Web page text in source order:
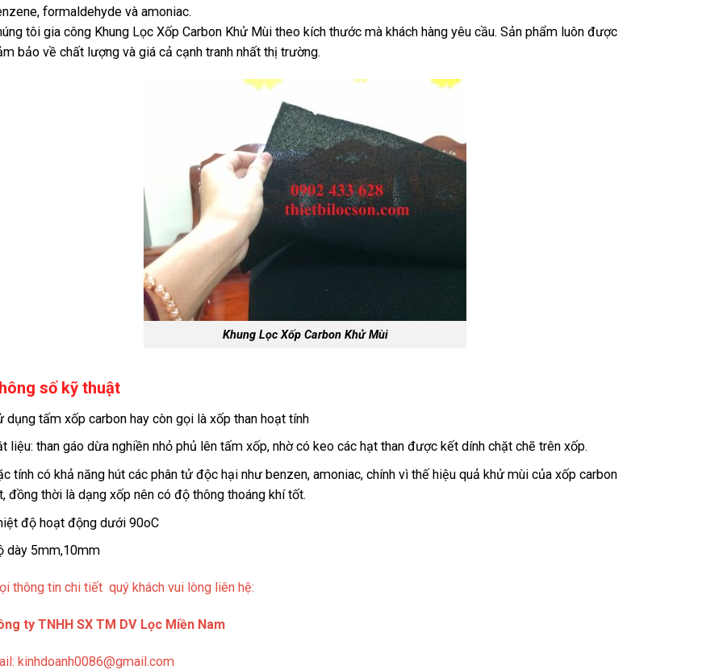
formaldehyde và amoniac.
tôi gia công Khung Lọc Xốp Carbon Khử Mùi theo kích thước mà khách hàng yêu cầu. Sản phẩm luôn được
bảo về chất lượng và giá cả cạnh tranh nhất thị trường.
Khung Lọc Xốp Carbon Khử Mùi
số kỹ thuật
dụng tấm xốp carbon hay còn gọi là xốp than hoạt tính
liệu: than gáo dừa nghiền nhỏ phủ lên tấm xốp, nhờ có keo các hạt than được kết dính chặt chẽ trên xốp.
tính có khả năng hút các phân tử độc hại như benzen, amoniac, chính vì thế hiệu quả khử mùi của xốp carbon
đồng thời là dạng xốp nên có độ thông thoáng khí tốt.
độ hoạt động dưới 90oC
dày 5mm,10mm
thông tin chi tiết quý khách vui lòng liên hệ:
ty TNHH SX TM DV Lọc Miền Nam
kinhdoanh0086@gmail.com